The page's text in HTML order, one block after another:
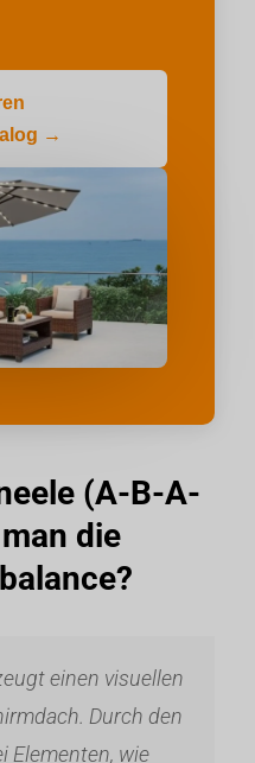
→
(A-B-A-
die
einen visuellen
Durch den
Elementen, wie